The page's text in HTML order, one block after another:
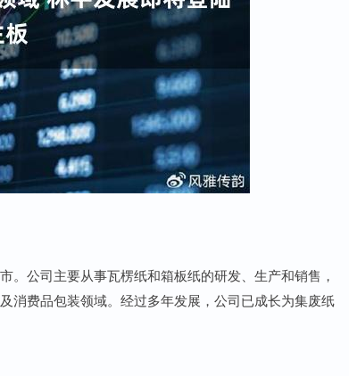
公司主要从事瓦楞纸和箱板纸的研发、生产和销售，
消费品包装领域。经过多年发展，公司已成长为集废纸